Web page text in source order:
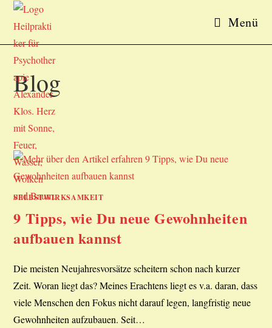
Zum
Inhalt
springen
Menü
Blog
SELBSTWIRKSAMKEIT
9 Tipps, wie Du neue Gewohnheiten
aufbauen kannst
Die meisten Neujahresvorsätze scheitern schon nach kurzer
Zeit. Woran liegt das? Meines Erachtens liegt es v.a. daran, dass
viele Menschen den Fokus nicht darauf legen, langfristig neue
Gewohnheiten aufzubauen. Seit…